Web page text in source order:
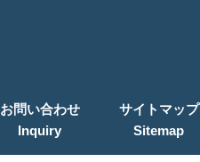
お問い合わせ
Inquiry
サイトマップ
Sitemap